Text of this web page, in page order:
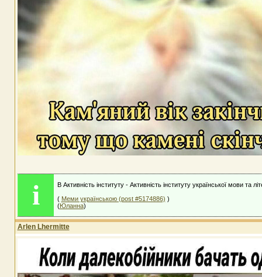
i
В Активність інституту - Активність інституту української мови та
( Меми українською (post #5174886) )
(Юланна)
Arlen Lhermitte